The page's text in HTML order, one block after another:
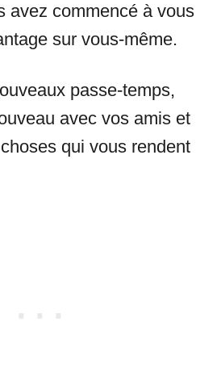
avez commencé à vous
sur vous-même.
passe-temps,
avec vos amis et
qui vous rendent